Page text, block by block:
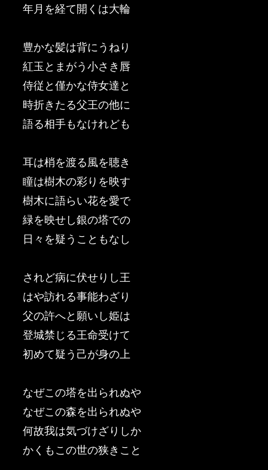
年月を経て開くは大輪
豊かな髪は背にうねり
紅玉とまがう小さき唇
侍従と僅かな侍女達と
時折きたる父王の他に
語る相手もなけれども
耳は梢を渡る風を聴き
瞳は樹木の彩りを映す
樹木に語らい花を愛で
緑を映せし銀の塔での
日々を疑うこともなし
されど病に伏せりし王
はや訪れる事能わざり
父の許へと願いし姫は
登城禁じる王命受けて
初めて疑う己が身の上
なぜこの塔を出られぬや
なぜこの森を出られぬや
何故我は気づけざりしか
かくもこの世の狭きこと